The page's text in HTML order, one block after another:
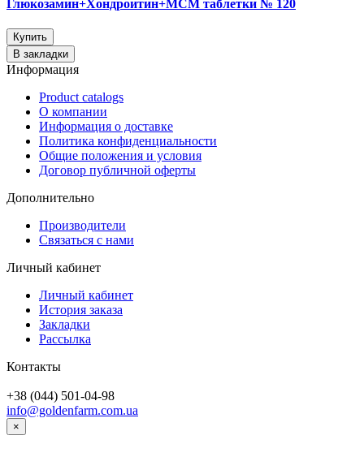
Глюкозамин+Хондроитин+МСМ таблетки № 120
Купить
В закладки
Информация
Product catalogs
О компании
Информация о доставке
Политика конфиденциальности
Общие положения и условия
Договор публичной оферты
Дополнительно
Производители
Связаться с нами
Личный кабинет
Личный кабинет
История заказа
Закладки
Рассылка
Контакты
+38 (044) 501-04-98
info@goldenfarm.com.ua
×